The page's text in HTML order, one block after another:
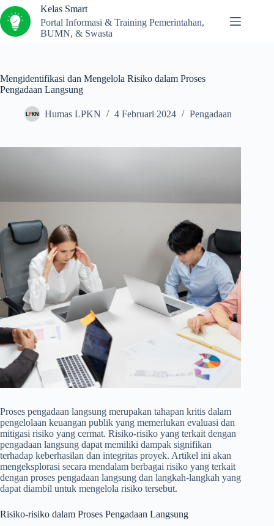
Kelas Smart
Portal Informasi & Training Pemerintahan,
BUMN, & Swasta
Mengidentifikasi dan Mengelola Risiko dalam Proses
Pengadaan Langsung
Humas LPKN 4 Februari 2024 Pengadaan
Proses pengadaan langsung merupakan tahapan kritis dalam
pengelolaan keuangan publik yang memerlukan evaluasi dan
mitigasi risiko yang cermat. Risiko-risiko yang terkait dengan
pengadaan langsung dapat memiliki dampak signifikan
terhadap keberhasilan dan integritas proyek. Artikel ini akan
mengeksplorasi secara mendalam berbagai risiko yang terkait
dengan proses pengadaan langsung dan langkah-langkah yang
dapat diambil untuk mengelola risiko tersebut.
Risiko-risiko dalam Proses Pengadaan Langsung